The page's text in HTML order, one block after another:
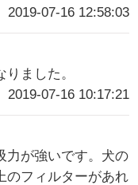
2019-07-16 12:58:03
ました。
2019-07-16 10:17:21
力が強いです。犬の
のフィルターがあれ